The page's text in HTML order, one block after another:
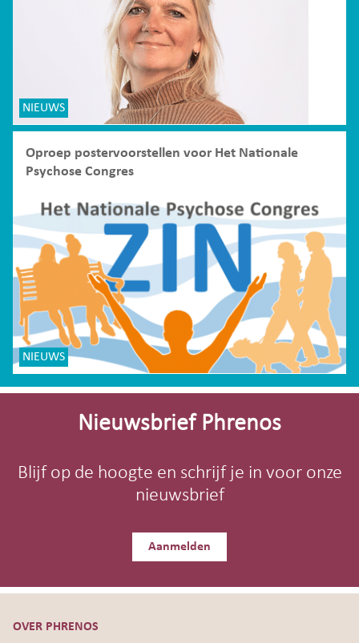
NIEUWS
Oproep postervoorstellen voor Het Nationale
Psychose Congres
NIEUWS
Site-
Nieuwsbrief Phrenos
Blijf op de hoogte en schrijf je in voor onze
nieuwsbrief
Aanmelden
OVER PHRENOS